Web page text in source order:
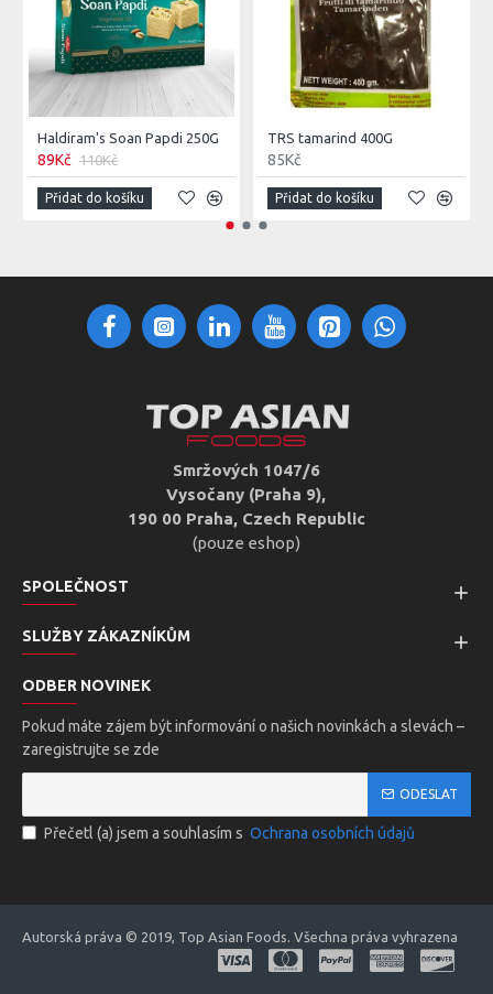
Haldiram's Soan Papdi 250G
89Kč 110Kč
Přidat do košíku
TRS tamarind 400G
85Kč
Přidat do košíku
Smržových 1047/6
Vysočany (Praha 9),
190 00 Praha, Czech Republic
(pouze eshop)
SPOLEČNOST
SLUŽBY ZÁKAZNÍKŮM
ODBER NOVINEK
Pokud máte zájem být informování o našich novinkách a slevách –
zaregistrujte se zde
ODESLAT
Přečetl (a) jsem a souhlasím s Ochrana osobních údajů
Autorská práva © 2019, Top Asian Foods. Všechna práva vyhrazena